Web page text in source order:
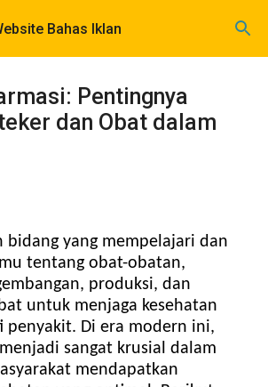
ke konten utama
Bahas Iklan
Pentingnya
dan Obat dalam
bidang yang mempelajari dan
tentang obat-obatan,
produksi, dan
untuk menjaga kesehatan
penyakit. Di era modern ini,
sangat krusial dalam
mendapatkan